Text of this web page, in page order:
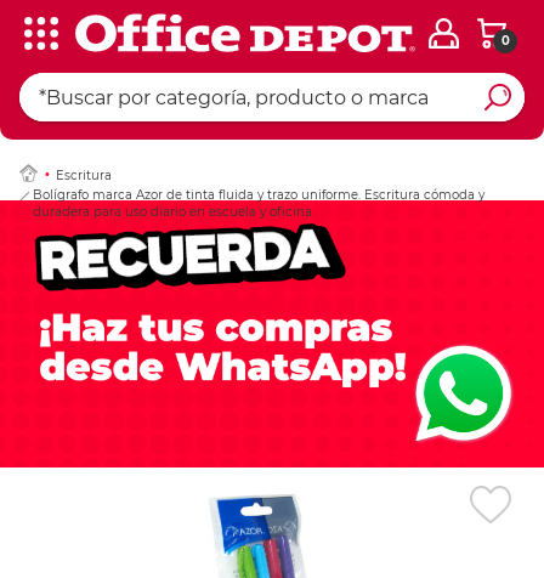
0
Escritura
Bolígrafo marca Azor de tinta fluida y trazo uniforme. Escritura cómoda y
duradera para uso diario en escuela y oficina.
Ingresar Codigo